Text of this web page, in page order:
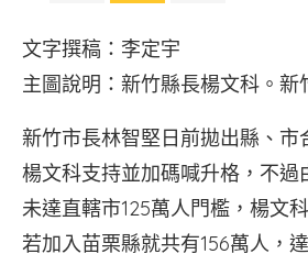
文字撰稿：李定宇
主圖說明：新竹縣長楊文科。新
新竹市長林智堅日前拋出縣、市
楊文科支持並加碼喊升格，不過
未達直轄市125萬人門檻，楊文
若加入苗栗縣就共有156萬人，